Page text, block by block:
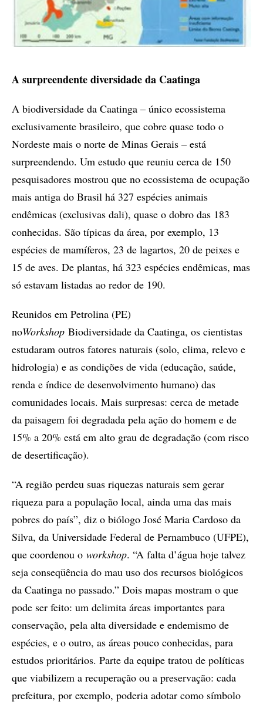
A surpreendente diversidade da Caatinga
A biodiversidade da Caatinga – único ecossistema
exclusivamente brasileiro, que cobre quase todo o
Nordeste mais o norte de Minas Gerais – está
surpreendendo. Um estudo que reuniu cerca de 150
pesquisadores mostrou que no ecossistema de ocupação
mais antiga do Brasil há 327 espécies animais
endêmicas (exclusivas dali), quase o dobro das 183
conhecidas. São típicas da área, por exemplo, 13
espécies de mamíferos, 23 de lagartos, 20 de peixes e
15 de aves. De plantas, há 323 espécies endêmicas, mas
só estavam listadas ao redor de 190.
Reunidos em Petrolina (PE)
noWorkshop Biodiversidade da Caatinga, os cientistas
estudaram outros fatores naturais (solo, clima, relevo e
hidrologia) e as condições de vida (educação, saúde,
renda e índice de desenvolvimento humano) das
comunidades locais. Mais surpresas: cerca de metade
da paisagem foi degradada pela ação do homem e de
15% a 20% está em alto grau de degradação (com risco
de desertificação).
“A região perdeu suas riquezas naturais sem gerar
riqueza para a população local, ainda uma das mais
pobres do país”, diz o biólogo José Maria Cardoso da
Silva, da Universidade Federal de Pernambuco (UFPE),
que coordenou o workshop. “A falta d’água hoje talvez
seja conseqüência do mau uso dos recursos biológicos
da Caatinga no passado.” Dois mapas mostram o que
pode ser feito: um delimita áreas importantes para
conservação, pela alta diversidade e endemismo de
espécies, e o outro, as áreas pouco conhecidas, para
estudos prioritários. Parte da equipe tratou de políticas
que viabilizem a recuperação ou a preservação: cada
prefeitura, por exemplo, poderia adotar como símbolo